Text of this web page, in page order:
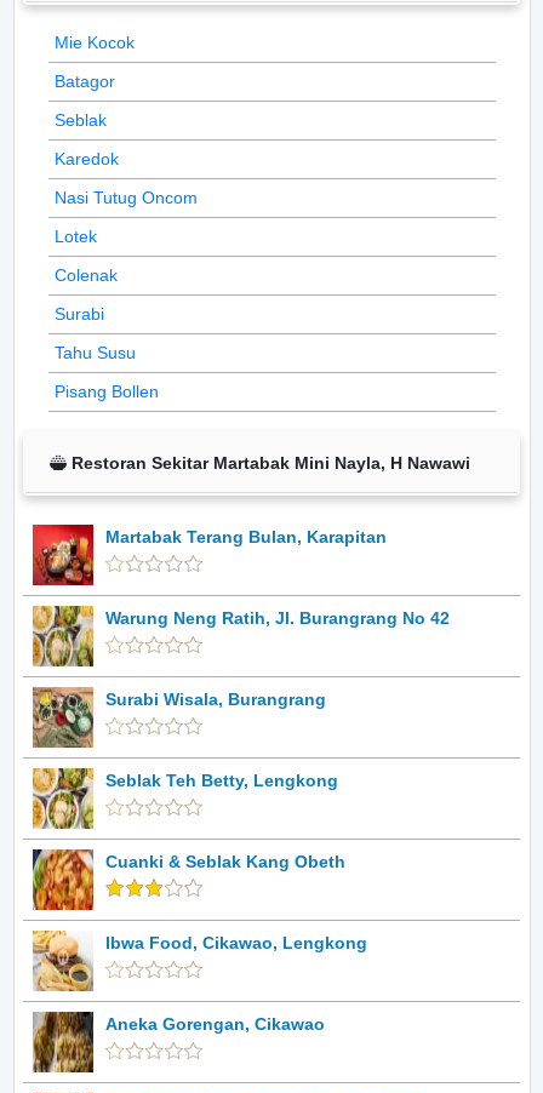
Mie Kocok
Batagor
Seblak
Karedok
Nasi Tutug Oncom
Lotek
Colenak
Surabi
Tahu Susu
Pisang Bollen
Restoran Sekitar Martabak Mini Nayla, H Nawawi
Martabak Terang Bulan, Karapitan
Warung Neng Ratih, Jl. Burangrang No 42
Surabi Wisala, Burangrang
Seblak Teh Betty, Lengkong
Cuanki & Seblak Kang Obeth
Ibwa Food, Cikawao, Lengkong
Aneka Gorengan, Cikawao